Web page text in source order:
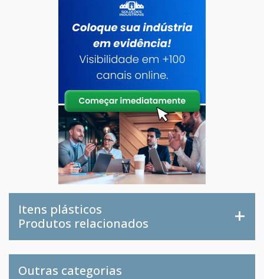
Itens plásticos
Produtos relacionados
Outras categorias